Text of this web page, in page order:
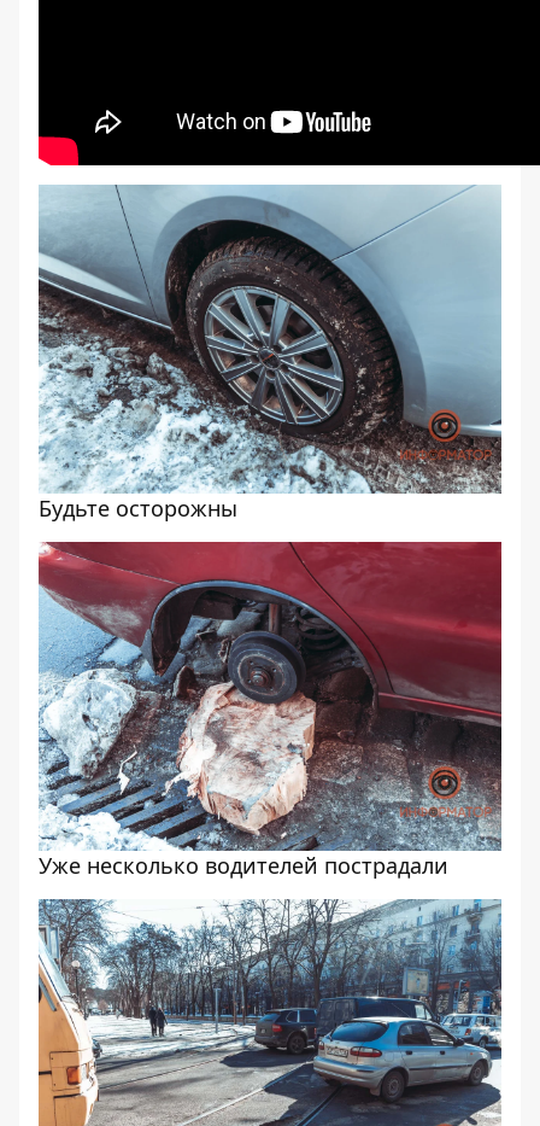
Будьте осторожны
Уже несколько водителей пострадали